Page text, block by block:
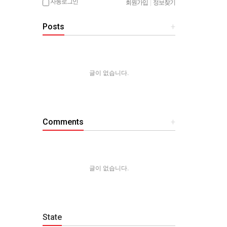
회원가입 정보찾기
+
Posts
글이 없습니다.
+
Comments
글이 없습니다.
State